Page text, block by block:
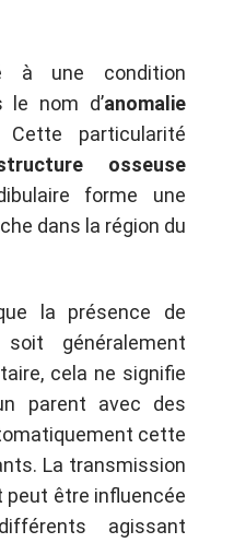
à une condition
le nom d’anomalie
Cette particularité
osseuse
forme une
dans la région du
la présence de
soit généralement
cela ne signifie
parent avec des
cette
La transmission
être influencée
agissant